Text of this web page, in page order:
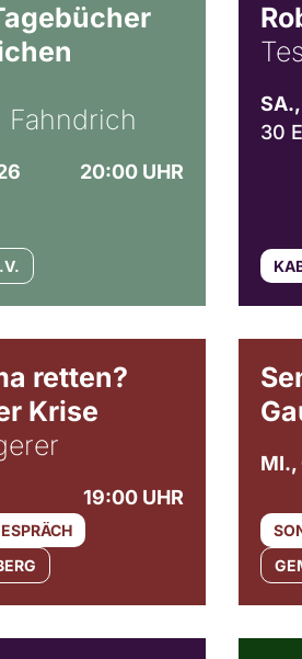
Fahndrich
20:00 UHR
30
retten?
Krise
19:00 UHR
MI.,